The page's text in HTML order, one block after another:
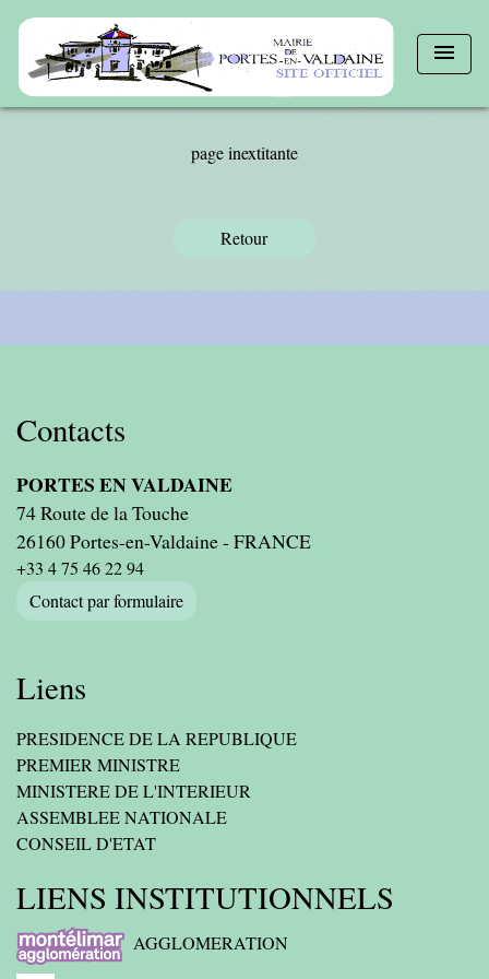
menu
page inextitante
Retour
Contacts
PORTES EN VALDAINE
74 Route de la Touche
26160 Portes-en-Valdaine - FRANCE
+33 4 75 46 22 94
Contact par formulaire
Liens
PRESIDENCE DE LA REPUBLIQUE
PREMIER MINISTRE
MINISTERE DE L'INTERIEUR
ASSEMBLEE NATIONALE
CONSEIL D'ETAT
LIENS INSTITUTIONNELS
AGGLOMERATION